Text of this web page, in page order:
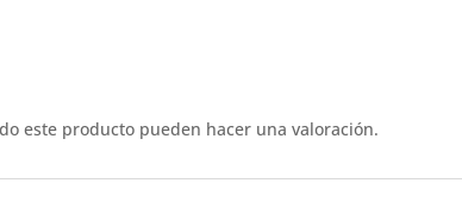
este producto pueden hacer una valoración.